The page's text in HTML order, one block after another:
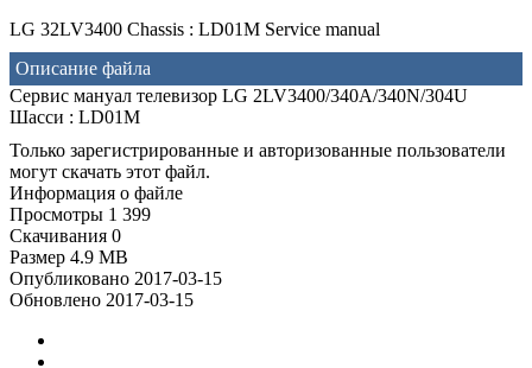
LG 32LV3400 Chassis : LD01M Service manual
Описание файла
Сервис мануал телевизор LG 2LV3400/340A/340N/304U
Шасси : LD01M
Только зарегистрированные и авторизованные пользователи
могут скачать этот файл.
Информация о файле
Просмотры 1 399
Скачивания 0
Размер 4.9 MB
Опубликовано 2017-03-15
Обновлено 2017-03-15